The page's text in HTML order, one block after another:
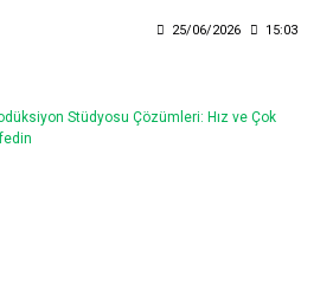
25/06/2026 15:03